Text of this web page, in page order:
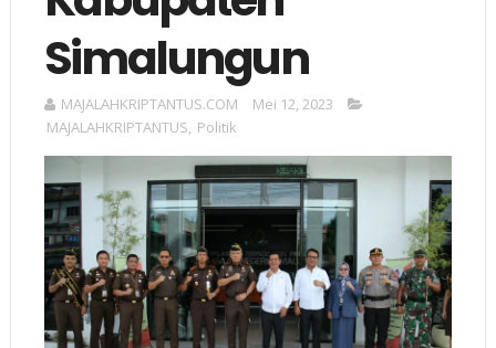
Simalungun
MAJALAHKRIPTANTUS.COM
Mei 12, 2023
MAJALAHKRIPTANTUS, Politik